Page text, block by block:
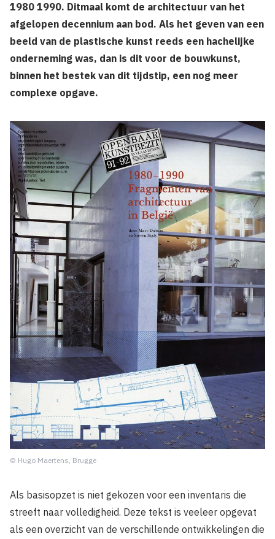
1980 1990. Ditmaal komt de architectuur van het
afgelopen decennium aan bod. Als het geven van een
beeld van de plastische kunst reeds een hachelijke
onderneming was, dan is dit voor de bouwkunst,
binnen het bestek van dit tijdstip, een nog meer
complexe opgave.
© Hugo Maertens, Brugge
Als basisopzet is niet gekozen voor een inventaris die
streeft naar volledigheid. Deze tekst is veeleer opgevat
als een overzicht van de verschillende ontwikkelingen die